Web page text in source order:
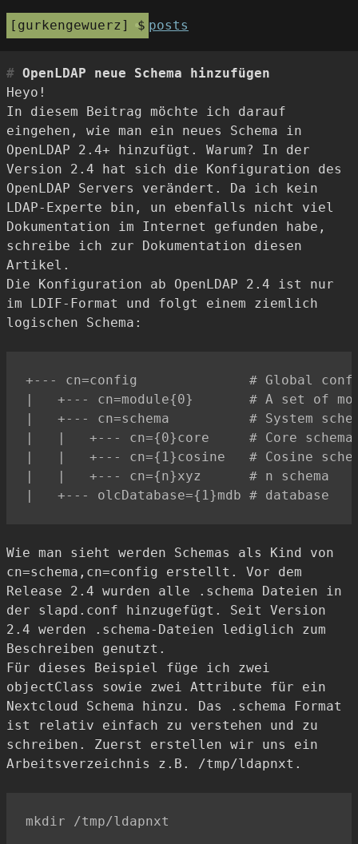
gurkengewuerz posts
OpenLDAP neue Schema hinzufügen
Heyo!
In diesem Beitrag möchte ich darauf
eingehen, wie man ein neues Schema in
OpenLDAP 2.4+ hinzufügt. Warum? In der
Version 2.4 hat sich die Konfiguration des
OpenLDAP Servers verändert. Da ich kein
LDAP-Experte bin, un ebenfalls nicht viel
Dokumentation im Internet gefunden habe,
schreibe ich zur Dokumentation diesen
Artikel.
Die Konfiguration ab OpenLDAP 2.4 ist nur
im LDIF-Format und folgt einem ziemlich
logischen Schema:
+--- cn=config              # Global
|   +--- cn=module{0}       # A set of
|   +--- cn=schema          # System
|   |   +--- cn={0}core     # Core schema
|   |   +--- cn={1}cosine   # Cosine
|   |   +--- cn={n}xyz      # n schema
Wie man sieht werden Schemas als Kind von
cn=schema,cn=config erstellt. Vor dem
Release 2.4 wurden alle .schema Dateien in
der slapd.conf hinzugefügt. Seit Version
2.4 werden .schema-Dateien lediglich zum
Beschreiben genutzt.
Für dieses Beispiel füge ich zwei
objectClass sowie zwei Attribute für ein
Nextcloud Schema hinzu. Das .schema Format
ist relativ einfach zu verstehen und zu
schreiben. Zuerst erstellen wir uns ein
Arbeitsverzeichnis z.B. /tmp/ldapnxt.